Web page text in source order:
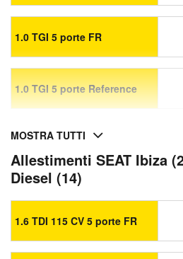
1.0 TGI 5 porte FR
1.0 TGI 5 porte Reference
MOSTRA TUTTI
Allestimenti SEAT Ibiza
Diesel (14)
1.6 TDI 115 CV 5 porte FR